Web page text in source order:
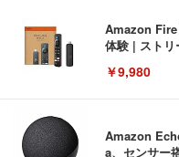
Amazon
体験 | ストリ
￥9,980
Amazon
a、センサー